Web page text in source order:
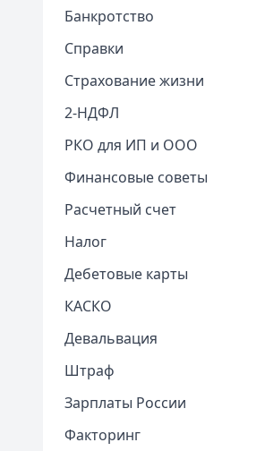
Банкротство
Справки
Страхование жизни
2-НДФЛ
РКО для ИП и ООО
Финансовые советы
Расчетный счет
Налог
Дебетовые карты
КАСКО
Девальвация
Штраф
Зарплаты России
Факторинг